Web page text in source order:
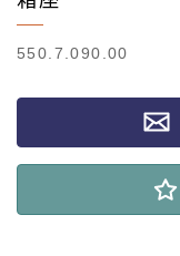
550.7.090.00